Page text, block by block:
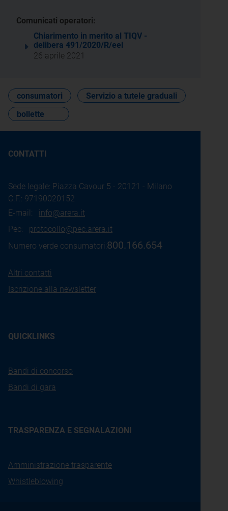
Comunicati operatori:
Chiarimento in merito al TIQV -
delibera 491/2020/R/eel
26 aprile 2021
consumatori
Servizio a tutele graduali
bollette
CONTATTI
Sede legale: Piazza Cavour 5 - 20121 - Milano
C.F.: 97190020152
E-mail: info@arera.it
Pec: protocollo@pec.arera.it
Numero verde consumatori:800.166.654
Altri contatti
Iscrizione alla newsletter
QUICKLINKS
Bandi di concorso
Bandi di gara
TRASPARENZA E SEGNALAZIONI
Amministrazione trasparente
Whistleblowing